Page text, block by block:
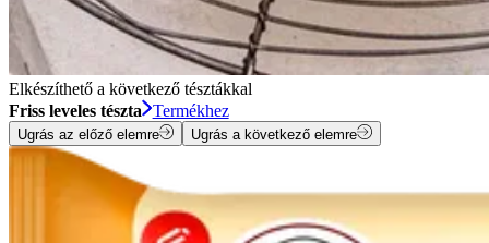
Elkészíthető a következő tésztákkal
Friss leveles tészta
Termékhez
Ugrás az előző elemre Ugrás a következő elemre